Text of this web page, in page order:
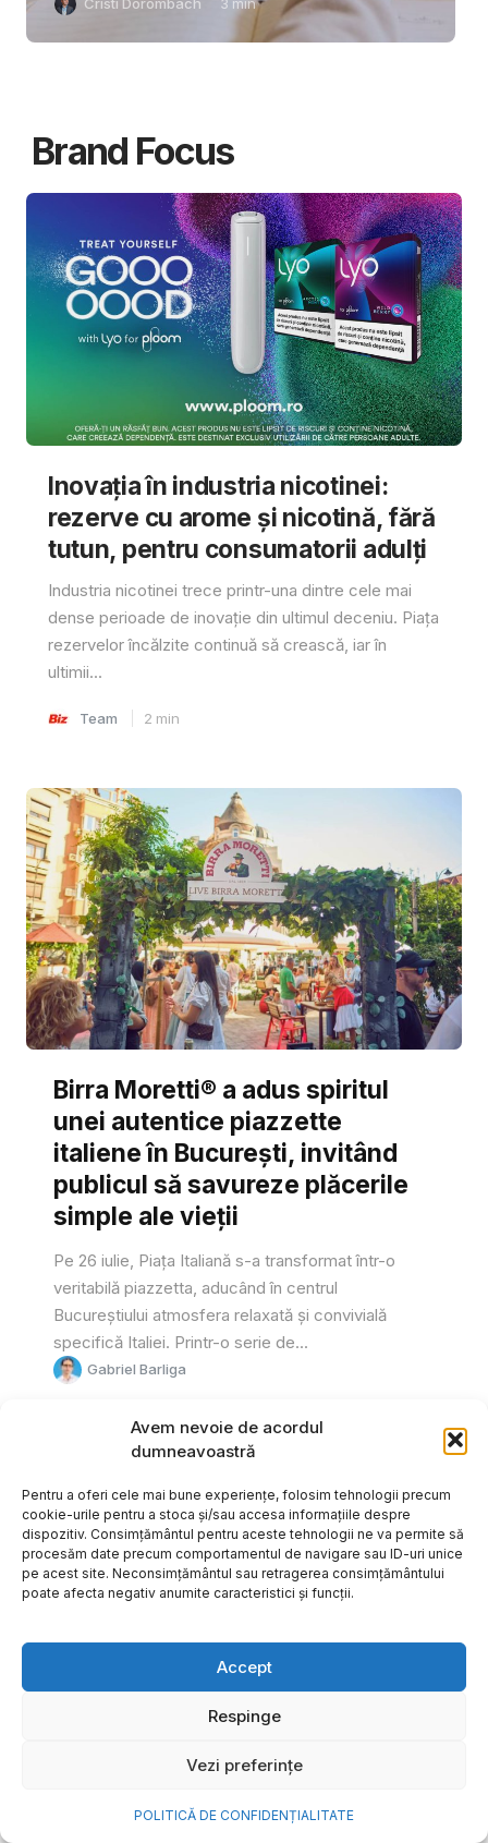
Avem nevoie de acordul
dumneavoastră
Pentru a oferi cele mai bune experiențe, folosim tehnologii precum
cookie-urile pentru a stoca și/sau accesa informațiile despre
dispozitiv. Consimțământul pentru aceste tehnologii ne va permite să
procesăm date precum comportamentul de navigare sau ID-uri unice
pe acest site. Neconsimțământul sau retragerea consimțământului
poate afecta negativ anumite caracteristici și funcții.
Accept
Respinge
Vezi preferințe
POLITICĂ DE CONFIDENȚIALITATE
Brand Focus
Inovația în industria nicotinei:
rezerve cu arome și nicotină, fără
tutun, pentru consumatorii adulți
Industria nicotinei trece printr-una dintre cele mai
dense perioade de inovație din ultimul deceniu. Piața
rezervelor încălzite continuă să crească, iar în
ultimii...
Team 2 min
Birra Moretti® a adus spiritul
unei autentice piazzette
italiene în București, invitând
publicul să savureze plăcerile
simple ale vieții
Pe 26 iulie, Piața Italiană s-a transformat într-o
veritabilă piazzetta, aducând în centrul
Bucureștiului atmosfera relaxată și convivială
specifică Italiei. Printr-o serie de...
Gabriel Barliga
frumoase amintiri ale verii într-
o bijuterie Pandora pe care o